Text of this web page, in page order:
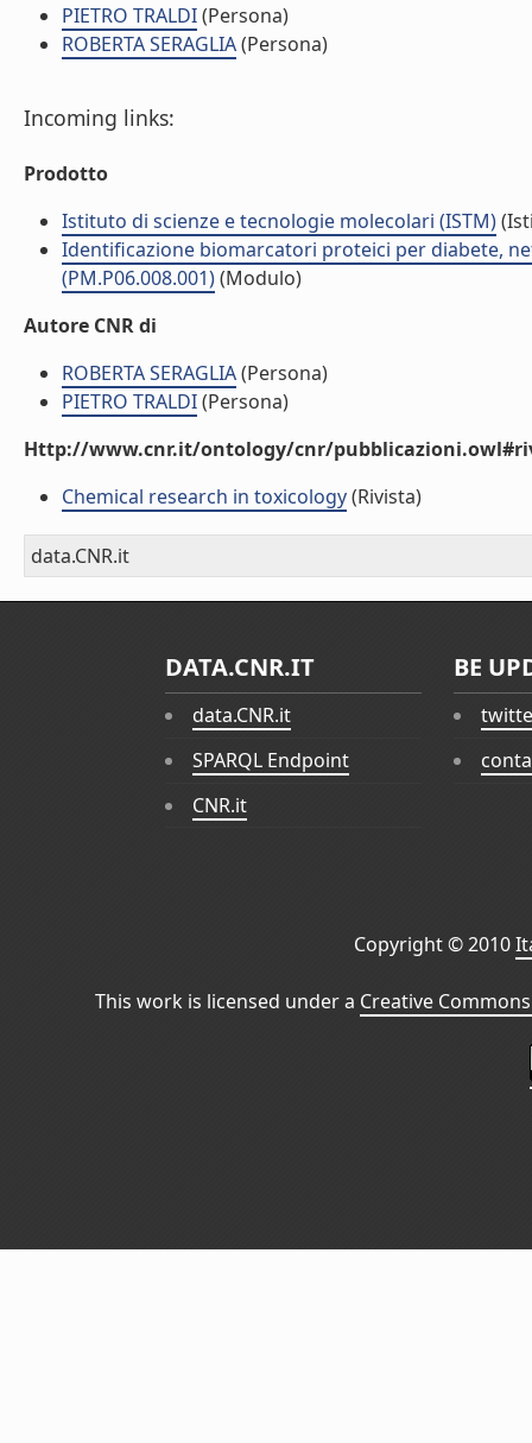
PIETRO TRALDI(Persona)
ROBERTA SERAGLIA(Persona)
Incoming links:
Prodotto
Istituto di scienze e tecnologie molecolari (ISTM)
Identificazione biomarcatori proteici per diabete,
(PM.P06.008.001)(Modulo)
Autore CNR di
ROBERTA SERAGLIA(Persona)
PIETRO TRALDI(Persona)
Http://www.cnr.it/ontology/cnr/
Chemical research in toxicology(Rivista)
data.CNR.it
DATA.CNR.IT
data.CNR.it
SPARQL Endpoint
CNR.it
BE
Copyright © 2010
This work is licensed under a Creative